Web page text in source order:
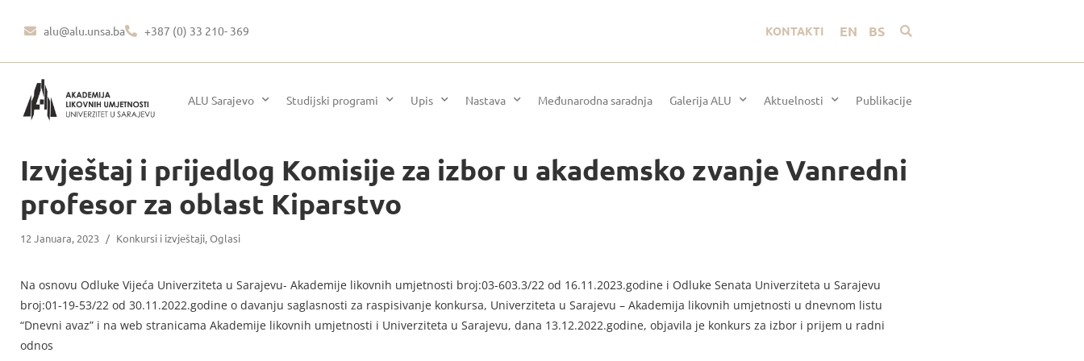
alu@alu.unsa.ba +387 (0) 33 210- 369 KONTAKTI EN BS
ALU Sarajevo Studijski programi Upis Nastava Međunarodna saradnja Galerija ALU Aktuelnosti Publikacije
Izvještaj i prijedlog Komisije za izbor u akademsko zvanje Vanredni
profesor za oblast Kiparstvo
12 Januara, 2023 / Konkursi i izvještaji,Oglasi
Na osnovu Odluke Vijeća Univerziteta u Sarajevu- Akademije likovnih umjetnosti broj:03-603.3/22 od 16.11.2023.godine i Odluke Senata Univerziteta u Sarajevu
broj:01-19-53/22 od 30.11.2022.godine o davanju saglasnosti za raspisivanje konkursa, Univerziteta u Sarajevu – Akademija likovnih umjetnosti u dnevnom listu
“Dnevni avaz” i na web stranicama Akademije likovnih umjetnosti i Univerziteta u Sarajevu, dana 13.12.2022.godine, objavila je konkurs za izbor i prijem u radni
odnos